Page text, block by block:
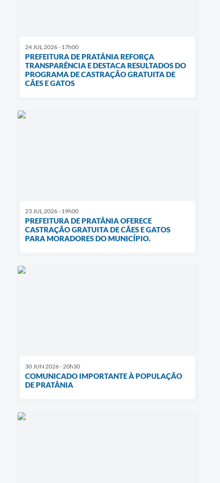
24 JUL 2026 - 17h00
PREFEITURA DE PRATÂNIA REFORÇA
TRANSPARÊNCIA E DESTACA RESULTADOS DO
PROGRAMA DE CASTRAÇÃO GRATUITA DE
CÃES E GATOS
23 JUL 2026 - 19h00
PREFEITURA DE PRATÂNIA OFERECE
CASTRAÇÃO GRATUITA DE CÃES E GATOS
PARA MORADORES DO MUNICÍPIO.
30 JUN 2026 - 20h30
COMUNICADO IMPORTANTE À POPULAÇÃO
DE PRATÂNIA